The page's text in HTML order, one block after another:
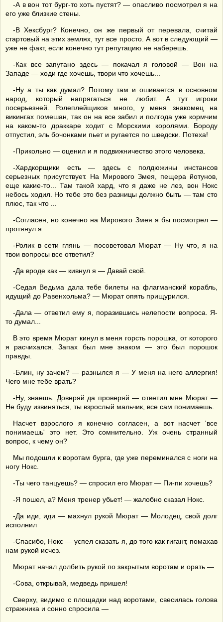
-А в вон тот бург-то хоть пустят? — опасливо посмотрел я на
его уже близкие стены.
-В Хексбург? Конечно, он же первый от перевала, считай
стартовый на этих землях, тут все просто. А вот в следующий —
уже не факт, если конечно тут репутацию не наберешь.
-Как все запутано здесь — покачал я головой — Вон на
Западе — ходи где хочешь, твори что хочешь...
-Ну а ты как думал? Потому там и ошивается в основном
народ, который напрягаться не любит. А тут игроки
посерьезней. Ролеплейщиков много, у меня знакомец на
викингах помешан, так он на все забил и полгода уже кормчим
на каком-то драккаре ходит с Морскими королями. Бороду
отпустил, эль бочонками пьет и ругается по шведски. Потеха!
-Прикольно — оценил и я подвижничество этого человека.
-Хардкорщики есть — здесь с полдюжины инстансов
серьезных присутствует. На Мирового Змея, пещера йотунов,
еще какие-то... Там такой хард, что я даже не лез, вон Нокс
небось ходил. Но тебе это без разницы должно быть — там сто
плюс, так что ...
-Согласен, но конечно на Мирового Змея я бы посмотрел —
протянул я.
-Ролик в сети глянь — посоветовал Мюрат — Ну что, я на
твои вопросы все ответил?
-Да вроде как — кивнул я — Давай свой.
-Седая Ведьма дала тебе билеты на флагманский корабль,
идущий до Равенхольма? — Мюрат опять прищурился.
-Дала — ответил ему я, поразившись нелепости вопроса. Я-
то думал...
В это время Мюрат кинул в меня горсть порошка, от которого
я расчихался. Запах был мне знаком — это был порошок
правды.
-Блин, ну зачем? — разнылся я — У меня на него аллергия!
Чего мне тебе врать?
-Ну, знаешь. Доверяй да проверяй — ответил мне Мюрат —
Не буду извиняться, ты взрослый мальчик, все сам понимаешь.
Насчет взрослого я конечно согласен, а вот насчет 'все
понимаешь' это нет. Это сомнительно. Уж очень странный
вопрос, к чему он?
Мы подошли к воротам бурга, где уже переминался с ноги на
ногу Нокс.
-Ты чего танцуешь? — спросил его Мюрат — Пи-пи хочешь?
-Я пошел, а? Меня тренер убьет! — жалобно сказал Нокс.
-Да иди, иди — махнул рукой Мюрат — Молодец, свой долг
исполнил
-Спасибо, Нокс — успел сказать я, до того как гигант, помахав
нам рукой исчез.
Мюрат начал долбить рукой по закрытым воротам и орать —
-Сова, открывай, медведь пришел!
Сверху, видимо с площадки над воротами, свесилась голова
стражника и сонно спросила —